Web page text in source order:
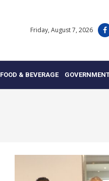
Friday, August 7, 2026
FOOD & BEVERAGE